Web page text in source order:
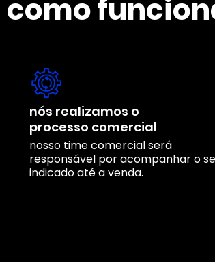
como
nós realizamos o
processo comercial
nosso time comercial será
responsável por acompanhar o
indicado até a venda.